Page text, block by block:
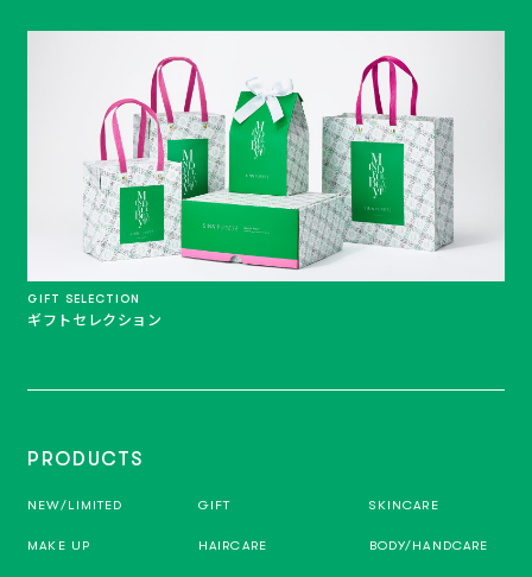
GIFT SELECTION
ギフトセレクション
PRODUCTS
NEW/LIMITED GIFT SKINCARE
MAKE UP HAIRCARE BODY/HANDCARE